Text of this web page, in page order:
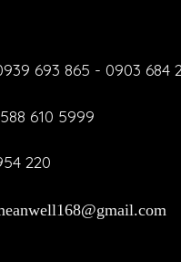
693 865 - 0903 684
610 5999
220